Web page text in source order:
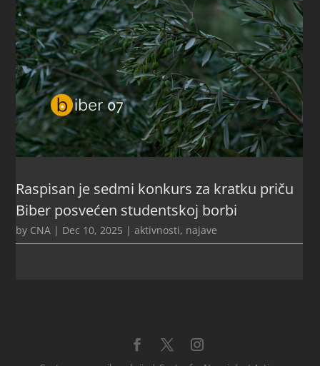
Raspisan je sedmi konkurs za kratku priču
Biber posvećen studentskoj borbi
by CNA | Dec 10, 2025 |aktivnosti, najave